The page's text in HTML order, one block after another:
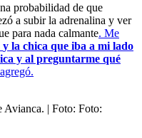
probabilidad de que
a subir la adrenalina y ver
para nada calmante. Me
y la chica que iba a mi lado
y al preguntarme qué
Avianca. | Foto: Foto: